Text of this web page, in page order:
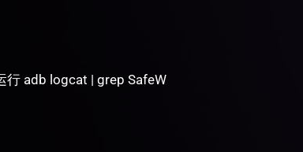
行 adb logcat | grep SafeW